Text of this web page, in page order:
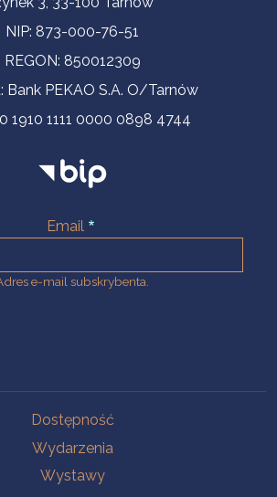
NIP: 873-000-76-51
REGON: 850012309
Bank PEKAO S.A. O/Tarnów
1910 1111 0000 0898 4744
Email
e-mail subskrybenta.
Dostępność
Wydarzenia
Wystawy